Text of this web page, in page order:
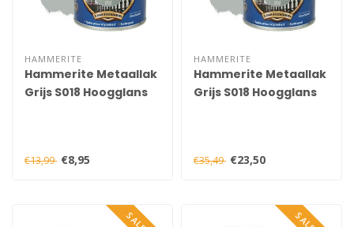
HAMMERITE
Hammerite Metaallak
Grijs S018 Hoogglans
€13,99 €8,95
HAMMERITE
Hammerite Metaallak
Grijs S018 Hoogglans
€35,49 €23,50